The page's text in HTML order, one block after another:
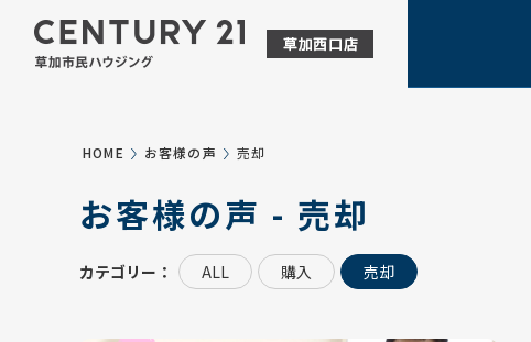
HOME お客様の声 売却
お客様の声 - 売却
カテゴリー： ALL 購入 売却